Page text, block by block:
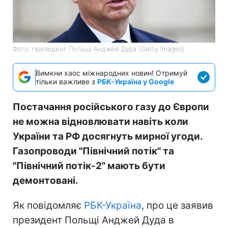
Фото: президент Польщі Анджей Дуда (Getty Images)
Вимкни хаос міжнародних новин! Отримуй
тільки важливе з РБК-Україна у Google
Постачання російського газу до Європи
не можна відновлювати навіть коли
України та РФ досягнуть мирної угоди.
Газопроводи "Північний потік" та
"Північний потік-2" мають бути
демонтовані.
Як повідомляє РБК-Україна, про це заявив
президент Польщі Анджей Дуда в